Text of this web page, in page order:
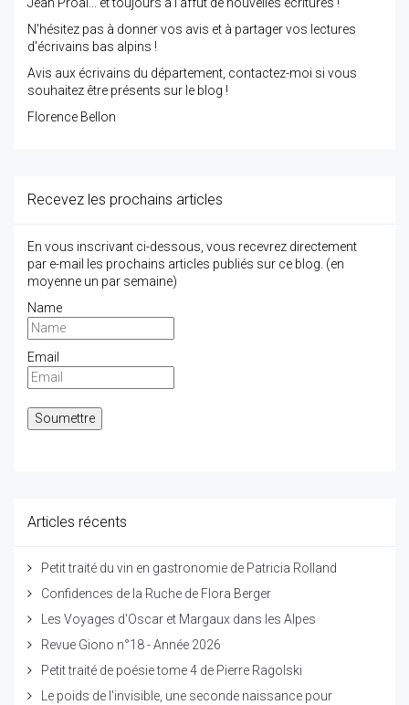
Jean Proal... et toujours à l'affût de nouvelles écritures !
N'hésitez pas à donner vos avis et à partager vos lectures
d'écrivains bas alpins !
Avis aux écrivains du département, contactez-moi si vous
souhaitez être présents sur le blog !
Florence Bellon
Recevez les prochains articles
En vous inscrivant ci-dessous, vous recevrez directement
par e-mail les prochains articles publiés sur ce blog. (en
moyenne un par semaine)
Name
Email
Articles récents
Petit traité du vin en gastronomie de Patricia Rolland
Confidences de la Ruche de Flora Berger
Les Voyages d'Oscar et Margaux dans les Alpes
Revue Giono n°18 - Année 2026
Petit traité de poésie tome 4 de Pierre Ragolski
Le poids de l'invisible, une seconde naissance pour